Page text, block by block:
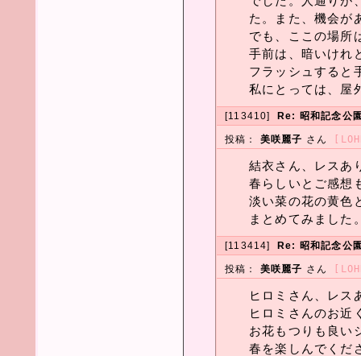
た。また、機会が
でも、ここの場所
手前は、暗いけれ
フラッシュすると
私にとっては、屋
[113410] Re: 昭和記念公
投稿： 美咲麗子 さん
結衣さん、レスあ
春らしいとご感想
淡い菜の花の黄色
まとめてみました
[113414] Re: 昭和記念公
投稿： 美咲麗子 さん
ヒロミさん、レス
ヒロミさんのお近
お花もつりも良い
春を楽しんでくだ